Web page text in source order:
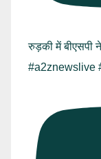
रुड़की में बीएसपी
#a2znewslive